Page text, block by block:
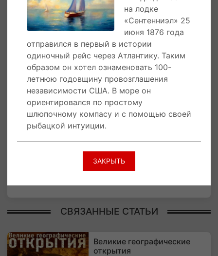
моряка заметил турецкий парусник, капитан
которого предложил ему бесплатный переезд
в обмен на некоторые рабочие услуги. Однако
Енсен отказался. Он хотел переплыть океан
один, без чьей-либо помощи, и показать
всему миру, на что способны простые
американские моряки.
На южном побережье Ирландии «Сентенниэл»
попал в шторм, лишивший Енсена почти всех
припасов. Через пять дней ему повстречался
помощи, попросив лишь сообщить ему
координаты его местонахождения и немного
СВЯЗАННЫЕ СТАТЬИ
Великие географические
открытия
на лодке
«Сентенниэл» 25
июня 1876 года
отправился в первый в истории
одиночный рейс через Атлантику. Таким
образом он хотел ознаменовать 100-
летнюю годовщину провозглашения
независимости США. В море он
ориентировался по простому
шлюпочному компасу и с помощью своей
рыбацкой интуиции.
ЗАКРЫТЬ